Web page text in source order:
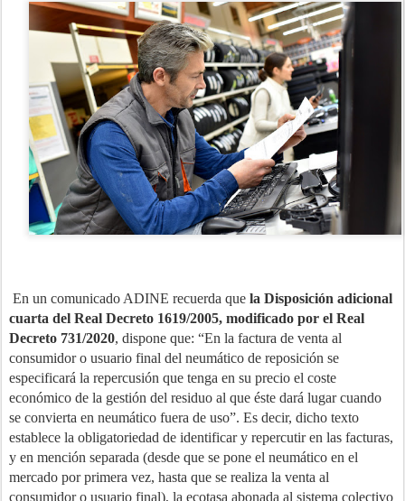
En un comunicado ADINE recuerda que la Disposición adicional
cuarta del Real Decreto 1619/2005, modificado por el Real
Decreto 731/2020, dispone que: “En la factura de venta al
consumidor o usuario final del neumático de reposición se
especificará la repercusión que tenga en su precio el coste
económico de la gestión del residuo al que éste dará lugar cuando
se convierta en neumático fuera de uso”. Es decir, dicho texto
establece la obligatoriedad de identificar y repercutir en las facturas,
y en mención separada (desde que se pone el neumático en el
mercado por primera vez, hasta que se realiza la venta al
consumidor o usuario final), la ecotasa abonada al sistema colectivo